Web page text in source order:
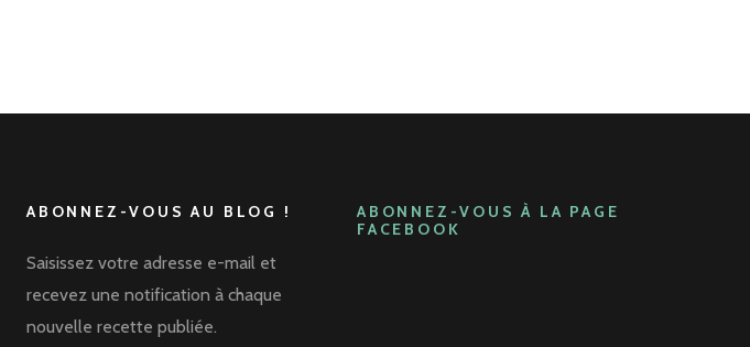
ABONNEZ-VOUS AU BLOG !
Saisissez votre adresse e-mail et
recevez une notification à chaque
nouvelle recette publiée.
ABONNEZ-VOUS À LA PAGE
FACEBOOK